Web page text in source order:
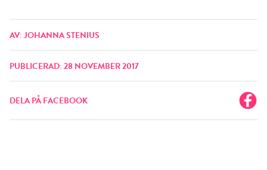
AV: JOHANNA STENIUS
PUBLICERAD: 28 NOVEMBER 2017
DELA PÅ FACEBOOK